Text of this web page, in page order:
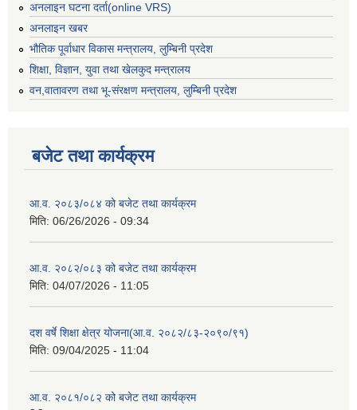
अनलाइन घटना दर्ता(online VRS)
अनलाइन खबर
भौतिक पूर्वाधार विकास मन्त्रालय, लुम्बिनी प्रदेश
शिक्षा, विज्ञान, युवा तथा खेलकुद मन्‍‍त्रालय
वन,वातावरण तथा भू-संरक्षण मन्त्रालय, लुम्बिनी प्रदेश
बजेट तथा कार्यक्रम
आ.व. २०८३/०८४ को बजेट तथा कार्यक्रम
मिति: 06/26/2026 - 09:34
आ.व. २०८२/०८३ को बजेट तथा कार्यक्रम
मिति: 04/07/2026 - 11:05
दश वर्षे शिक्षा क्षेत्र योजना(आ.व. २०८२/८३-२०९०/९१)
मिति: 09/04/2025 - 11:04
आ.व. २०८१/०८२ को बजेट तथा कार्यक्रम